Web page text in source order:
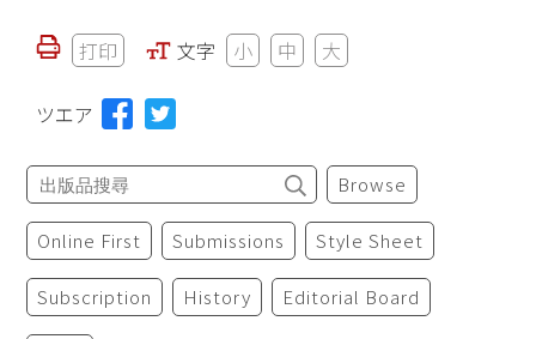
打印 文字 小 中 大
ツエア
Browse
Online First Submissions Style Sheet
Subscription History Editorial Board